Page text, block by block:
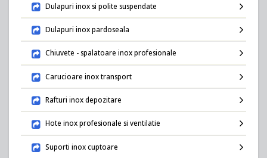
Dulapuri inox si polite suspendate
Dulapuri inox pardoseala
Chiuvete - spalatoare inox profesionale
Carucioare inox transport
Rafturi inox depozitare
Hote inox profesionale si ventilatie
Suporti inox cuptoare